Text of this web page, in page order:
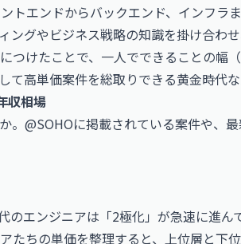
トエンドからバックエンド、インフラ
ングやビジネス戦略の知識を掛け合わ
つけたことで、一人でできることの幅
て高単価案件を総取りできる黄金時代な
収相場
。@SOHOに掲載されている案件や、
エンジニアは「2極化」が急速に進ん
たちの単価を整理すると、上位層と下